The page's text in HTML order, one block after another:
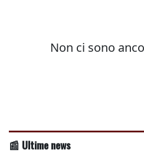
📰 Ultime news